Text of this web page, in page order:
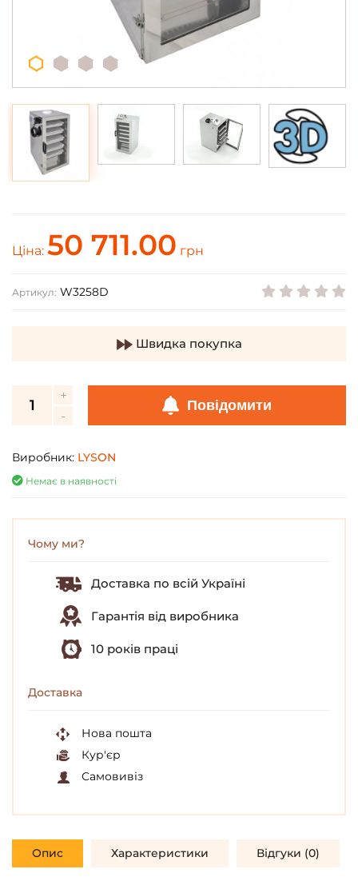
Ціна: 50 711.00 грн
Артикул: W3258D
Швидка покупка
Повідомити
Виробник: LYSON
Немає в наявності
Чому ми?
Доставка по всій Україні
Гарантія від виробника
10 років праці
Доставка
Нова пошта
Кур'єр
Самовивіз
Опис Характеристики Відгуки (0)